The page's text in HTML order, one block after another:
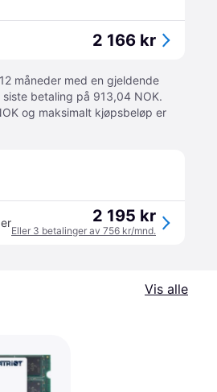
2 166 kr
måneder med en gjeldende
siste betaling på 913,04 NOK.
og maksimalt kjøpsbeløp er
2 195 kr
Eller 3 betalinger av 756 kr/mnd.
Vis alle